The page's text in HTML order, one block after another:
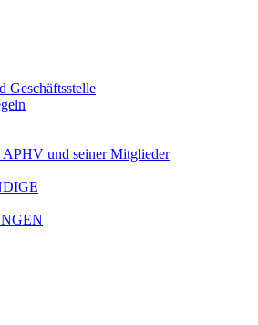
Geschäftsstelle
APHV und seiner Mitglieder